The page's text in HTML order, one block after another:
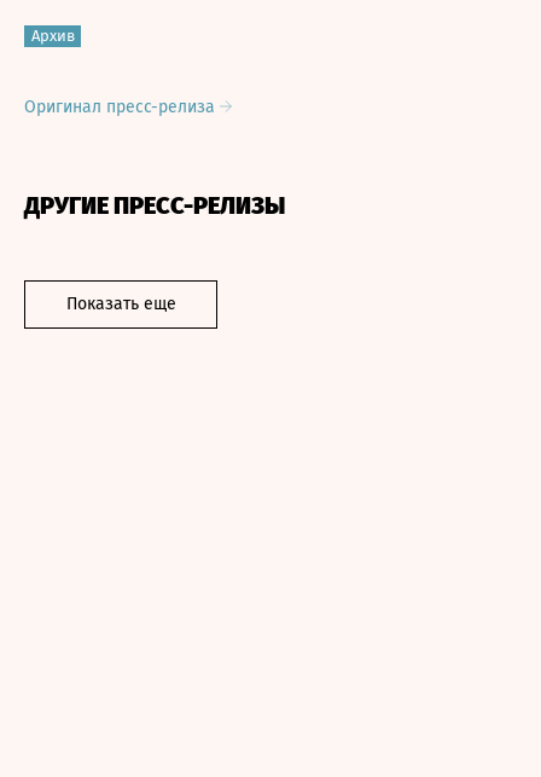
Архив
Оригинал пресс-релиза
ДРУГИЕ ПРЕСС-РЕЛИЗЫ
Показать еще